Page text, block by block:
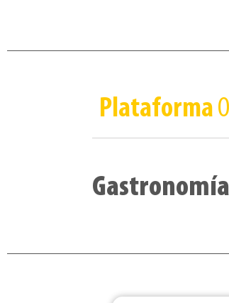
Plataforma